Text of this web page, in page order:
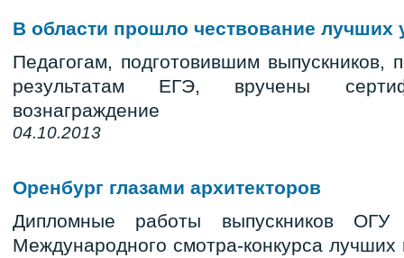
В области прошло чествование лучших
Педагогам, подготовившим выпускников,
результатам ЕГЭ, вручены
вознаграждение
04.10.2013
Оренбург глазами архитекторов
Дипломные работы выпускников ОГУ
Международного смотра-конкурса лучших